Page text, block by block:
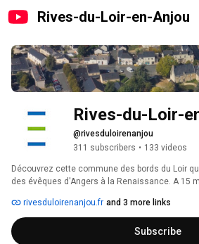
Rives-du-Loir-en-Anjou
Rives-du-Loir-
@rivesduloirenanjou
311 subscribers • 133 videos
Découvrez cette commune des bords du Loir
des évêques d'Angers à la Renaissance. A 15
concert ou d'une randonnée en famille.
rivesduloirenanjou.fr and 3 more links
Subscribe